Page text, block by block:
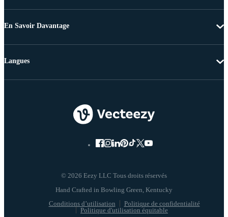
En Savoir Davantage
© 2026 Eezy LLC Tous droits réservés
Conditions d’utilisation
Politique de confidentialité
Politique d'utilisation équitable
Langues